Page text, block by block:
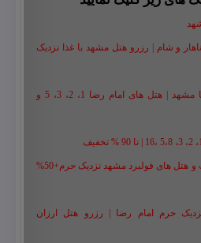
و شام | رزرو هتل مشهد با غذا نزدیک
رزرو هتل در خیابان امام رضا مشهد | هتل‌ های امام رضا 1، 2، 3، 5 و
رزرو هتل فولبرد مشهد | قیمت و هتل های فولبرد مشهد نزدیک حرم+50%
غذا نزدیک حرم امام رضا | رزرو هتل ارزان